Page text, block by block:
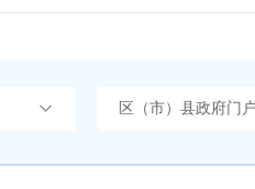
区（市）县政府门